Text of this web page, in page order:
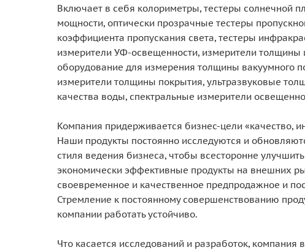
Включает в себя колориметры, тестеры солнечной
мощности, оптически прозрачные тестеры
коэффициента пропускания света, тестеры
измерители УФ-освещенности, измерители толщины
оборудование для измерения толщины вакуумного
измерители толщины покрытия, ультразвуковые
качества воды, спектральные измерители
Компания придерживается бизнес-цели «качество,
Наши продукты постоянно исследуются и
стиля ведения бизнеса, чтобы всесторонне
экономически эффективные продукты на внешних
своевременное и качественное предпродажное и
Стремление к постоянному совершенствованию
компании работать устойчиво.
Что касается исследований и разработок,